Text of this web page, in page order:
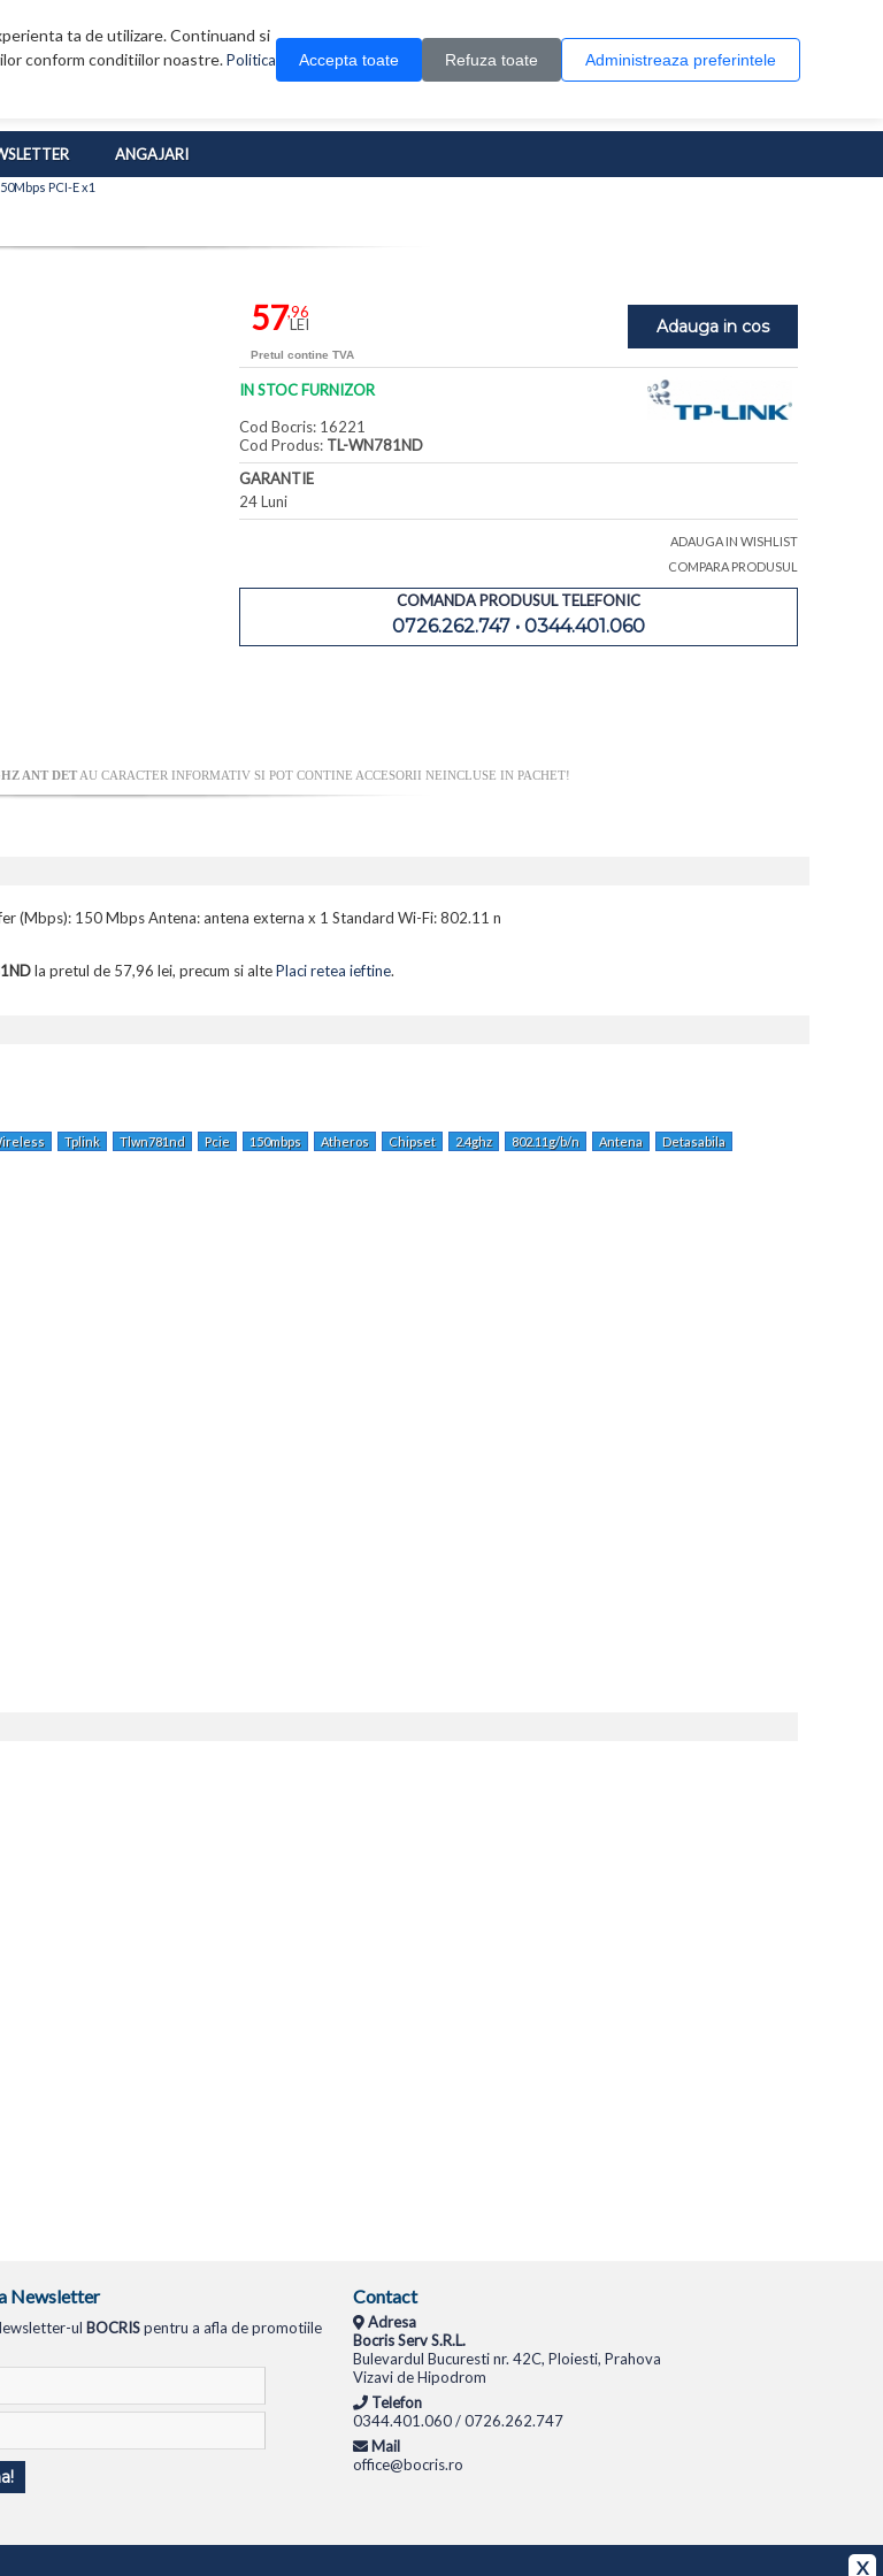
ta de utilizare. Continuand si
conform conditiilor noastre.Politica
Accepta toate Refuza toate Administreaza preferintele
X
0 produs(e)
ANGAJARI
PCI-E x1
Adauga in cos
57,96
LEI
Pretul contine TVA
IN STOC FURNIZOR
Cod Bocris: 16221
Cod Produs: TL-WN781ND
GARANTIE
24 Luni
ADAUGA IN WISHLIST
COMPARA PRODUSUL
COMANDA PRODUSUL TELEFONIC
0726.262.747 • 0344.401.060
ANT DETAU CARACTER INFORMATIV SI POT CONTINE ACCESORII NEINCLUSE IN PACHET!
(Mbps): 150 Mbps Antena: antena externa x 1 Standard Wi-Fi: 802.11 n
la pretul de 57,96 lei, precum si altePlaci retea ieftine.
Tplink Tlwn781nd Pcie 150mbps Atheros Chipset 2.4ghz 802.11g/b/n Antena Detasabila
Newsletter
ul BOCRISpentru a afla de promotiile
Contact
Adresa
Bocris Serv S.R.L.
Bulevardul Bucuresti nr. 42C, Ploiesti, Prahova
Vizavi de Hipodrom
Telefon
0344.401.060 / 0726.262.747
Mail
office@bocris.ro